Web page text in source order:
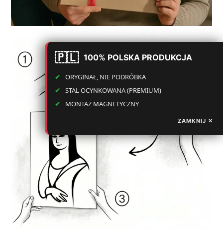
100% POLSKA PRODUKCJA
ORYGINAŁ, NIE PODRÓBKA
STAL OCYNKOWANA (PREMIUM)
MONTAŻ MAGNETYCZNY
ZAMKNIJ ✕